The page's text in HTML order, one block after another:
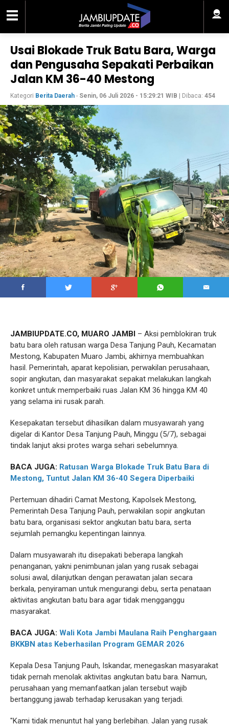
Usai Blokade Truk Batu Bara, Warga
dan Pengusaha Sepakati Perbaikan
Jalan KM 36-40 Mestong
Kategori Berita Daerah - Senin, 06 Juli 2026 - 15:29:21 WIB | Dibaca: 454
JAMBIUPDATE.CO, MUARO JAMBI – Aksi pemblokiran truk
batu bara oleh ratusan warga Desa Tanjung Pauh, Kecamatan
Mestong, Kabupaten Muaro Jambi, akhirnya membuahkan
hasil. Pemerintah, aparat kepolisian, perwakilan perusahaan,
sopir angkutan, dan masyarakat sepakat melakukan langkah
konkret untuk memperbaiki ruas Jalan KM 36 hingga KM 40
yang selama ini rusak parah.
Kesepakatan tersebut dihasilkan dalam musyawarah yang
digelar di Kantor Desa Tanjung Pauh, Minggu (5/7), sebagai
tindak lanjut aksi protes warga sehari sebelumnya.
BACA JUGA: Ratusan Warga Blokade Truk Batu Bara di
Mestong, Tuntut Jalan KM 36-40 Segera Diperbaiki
Pertemuan dihadiri Camat Mestong, Kapolsek Mestong,
Pemerintah Desa Tanjung Pauh, perwakilan sopir angkutan
batu bara, organisasi sektor angkutan batu bara, serta
sejumlah pemangku kepentingan lainnya.
Dalam musyawarah itu disepakati beberapa langkah
penanganan, yakni penimbunan jalan yang rusak sebagai
solusi awal, dilanjutkan dengan perawatan jalan secara
berkala, penyiraman untuk mengurangi debu, serta penataan
aktivitas angkutan batu bara agar tidak mengganggu
masyarakat.
BACA JUGA: Wali Kota Jambi Maulana Raih Penghargaan
BKKBN atas Keberhasilan Program GEMAR 2026
Kepala Desa Tanjung Pauh, Iskandar, menegaskan masyarakat
tidak pernah menolak aktivitas angkutan batu bara. Namun,
perusahaan yang memanfaatkan jalan tersebut wajib
bertanggung jawab terhadap kerusakan yang terjadi.
"Kami tidak menuntut hal yang berlebihan. Jalan yang rusak